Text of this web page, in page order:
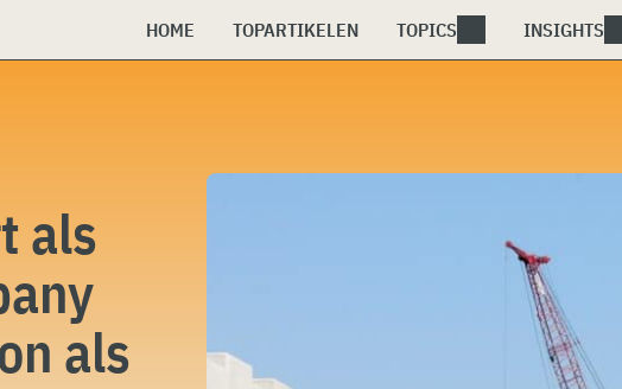
HOME TOPARTIKELEN TOPICS INSIGHTS
als
als